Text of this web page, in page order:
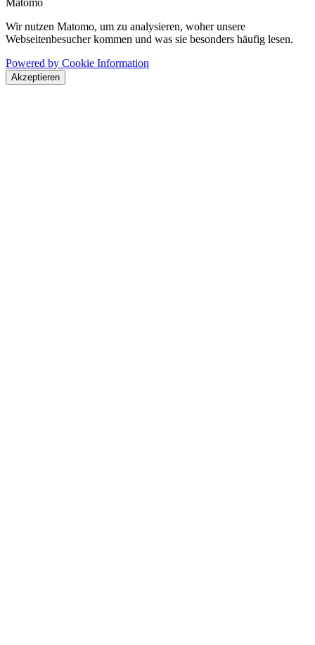
Wir nutzen Matomo, um zu analysieren, woher unsere
Webseitenbesucher kommen und was sie besonders häufig lesen.
Powered by Cookie Information
Akzeptieren